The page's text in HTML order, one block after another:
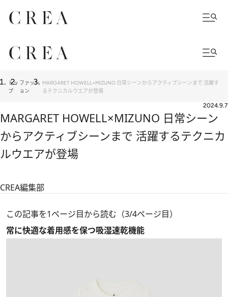
トッ
プ
ファッシ
ョン
MARGARET HOWELL×MIZUNO 日常シーンからアクティブシーンまで 活躍す
るテクニカルウエアが登場
2024.9.7
MARGARET HOWELL×MIZUNO 日常シーン
からアクティブシーンまで 活躍するテクニカ
ルウエアが登場
CREA編集部
この記事を1ページ目から読む（3/4ページ目）
常に快適な着用感を保つ吸湿速乾機能